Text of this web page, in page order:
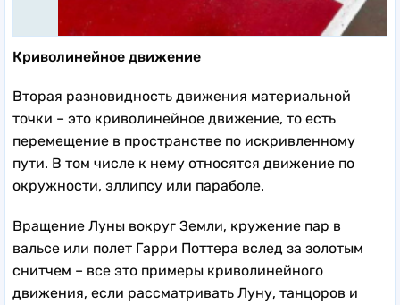
Криволинейное движение
Вторая разновидность движения материальной
точки – это криволинейное движение, то есть
перемещение в пространстве по искривленному
пути. В том числе к нему относятся движение по
окружности, эллипсу или параболе.
Вращение Луны вокруг Земли, кружение пар в
вальсе или полет Гарри Поттера вслед за золотым
снитчем – все это примеры криволинейного
движения, если рассматривать Луну, танцоров и